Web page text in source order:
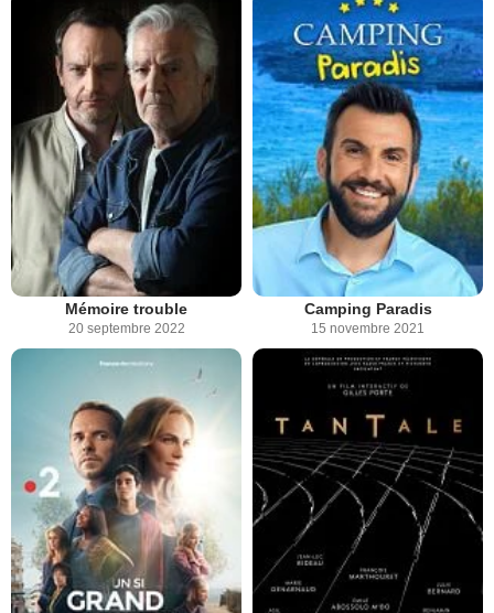
Mémoire trouble
20 septembre 2022
Camping Paradis
15 novembre 2021